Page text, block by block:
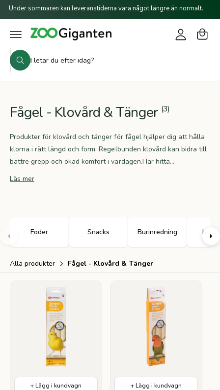
il
n
e
h
å
Under sommaren kan leveranstiderna vara något längre än normalt.
S
ö
v
å
r
b
u
S
ö
o
g
g
r
u
k
Fågel - Klovård & Tänger (3)
Produkter för klovård och tänger för fågel hjälper dig att hålla
klorna i rätt längd och form. Regelbunden klovård kan bidra till
bättre grepp och ökad komfort i vardagen.Här hitta...
Läs mer
Foder Snacks Burinredning
Alla produkter Fågel - Klovård & Tänger
+ Lägg i kundvagn + Lägg i kundvagn